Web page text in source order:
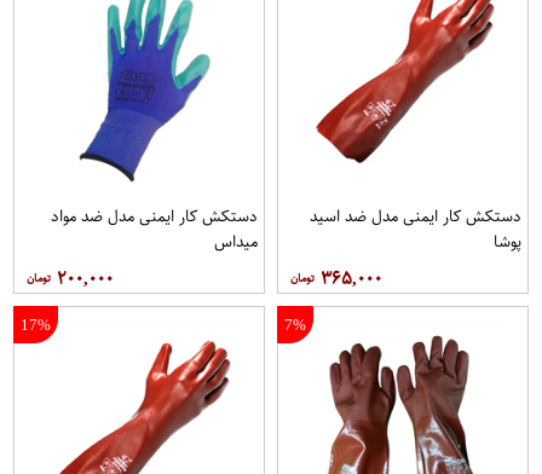
دستکش کار ایمنی مدل ضد اسید
پوشا
۳۶۵,۰۰۰
دستکش کار ایمنی مدل ضد مواد
میداس
۲۰۰,۰۰۰
7%
17%